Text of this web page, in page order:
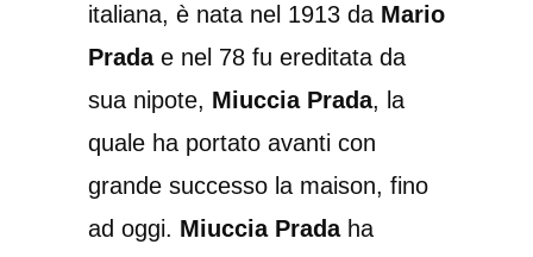
italiana, è nata nel 1913 da Mario
Pradae nel 78 fu ereditata da
sua nipote, Miuccia Prada, la
quale ha portato avanti con
grande successo la maison, fino
ad oggi. Miuccia Pradaha